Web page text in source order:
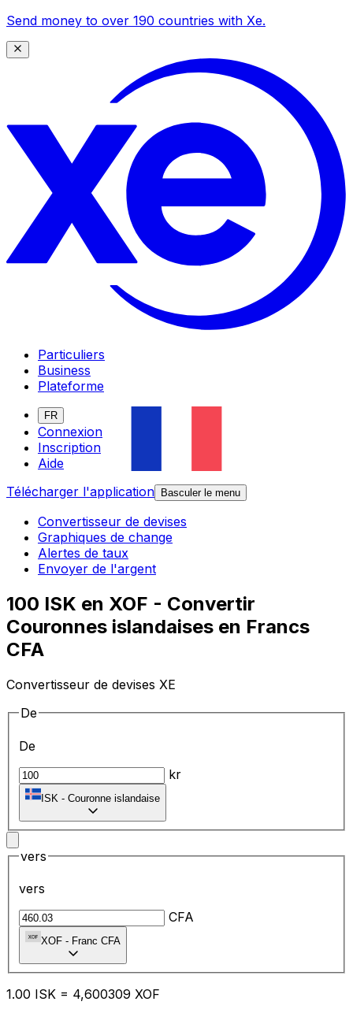
Send money to over 190 countries with Xe.
Particuliers
Business
Plateforme
FR
Connexion
Inscription
Aide
Télécharger l'application
Basculer le menu
Convertisseur de devises
Graphiques de change
Alertes de taux
Envoyer de l'argent
100 ISK en XOF - Convertir
Couronnes islandaises en Francs
CFA
Convertisseur de devises XE
De
De
kr
ISK - Couronne islandaise
vers
vers
CFA
XOF - Franc CFA
1.00 ISK = 4,600309 XOF